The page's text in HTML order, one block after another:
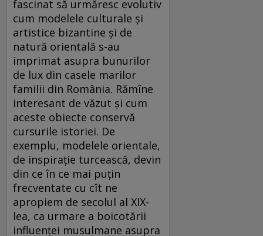
fascinat să urmăresc evolutiv
cum modelele culturale și
artistice bizantine și de
natură orientală s-au
imprimat asupra bunurilor
de lux din casele marilor
familii din România. Rămîne
interesant de văzut și cum
aceste obiecte conservă
cursurile istoriei. De
exemplu, modelele orientale,
de inspirație turcească, devin
din ce în ce mai puțin
frecventate cu cît ne
apropiem de secolul al XIX-
lea, ca urmare a boicotării
influenței musulmane asupra